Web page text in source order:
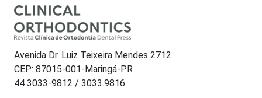
Avenida Dr. Luiz Teixeira Mendes 2712
CEP: 87015-001-Maringá-PR
44 3033-9812 / 3033.9816